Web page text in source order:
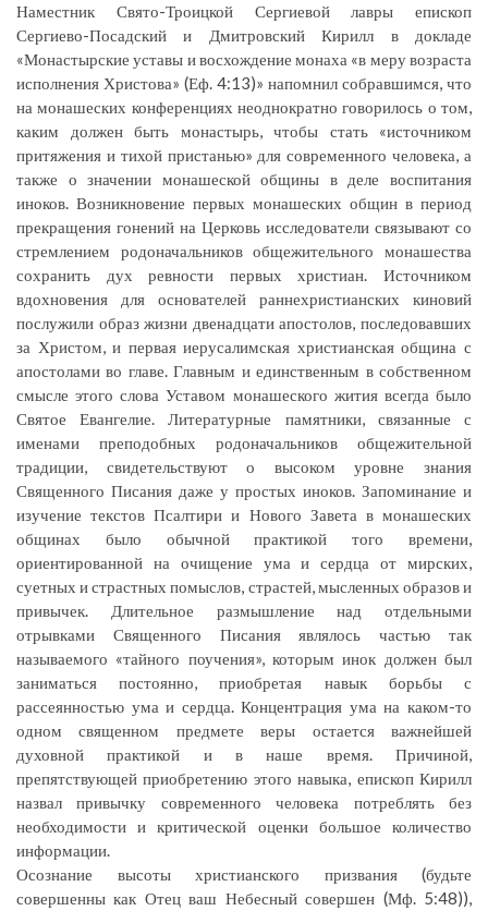
Наместник Свято-Троицкой Сергиевой лавры епископ
Сергиево-Посадский и Дмитровский Кирилл в докладе
«Монастырские уставы и восхождение монаха «в меру возраста
исполнения Христова» (Еф. 4:13)» напомнил собравшимся, что
на монашеских конференциях неоднократно говорилось о том,
каким должен быть монастырь, чтобы стать «источником
притяжения и тихой пристанью» для современного человека, а
также о значении монашеской общины в деле воспитания
иноков. Возникновение первых монашеских общин в период
прекращения гонений на Церковь исследователи связывают со
стремлением родоначальников общежительного монашества
сохранить дух ревности первых христиан. Источником
вдохновения для основателей раннехристианских киновий
послужили образ жизни двенадцати апостолов, последовавших
за Христом, и первая иерусалимская христианская община с
апостолами во главе. Главным и единственным в собственном
смысле этого слова Уставом монашеского жития всегда было
Святое Евангелие. Литературные памятники, связанные с
именами преподобных родоначальников общежительной
традиции, свидетельствуют о высоком уровне знания
Священного Писания даже у простых иноков. Запоминание и
изучение текстов Псалтири и Нового Завета в монашеских
общинах было обычной практикой того времени,
ориентированной на очищение ума и сердца от мирских,
суетных и страстных помыслов, страстей, мысленных образов и
привычек. Длительное размышление над отдельными
отрывками Священного Писания являлось частью так
называемого «тайного поучения», которым инок должен был
заниматься постоянно, приобретая навык борьбы с
рассеянностью ума и сердца. Концентрация ума на каком-то
одном священном предмете веры остается важнейшей
духовной практикой и в наше время. Причиной,
препятствующей приобретению этого навыка, епископ Кирилл
назвал привычку современного человека потреблять без
необходимости и критической оценки большое количество
информации.
Осознание высоты христианского призвания (будьте
совершенны как Отец ваш Небесный совершен (Мф. 5:48)),